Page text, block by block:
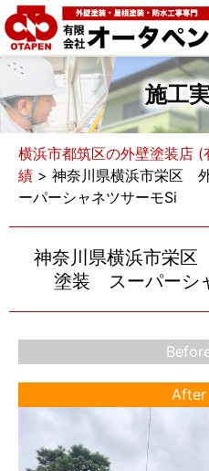
施工
横浜市都筑区の外壁塗装店 (
績 > 神奈川県横浜市栄区
ーパーシャネツサーモSi
神奈川県横浜市栄
塗装 スーパーシ
After